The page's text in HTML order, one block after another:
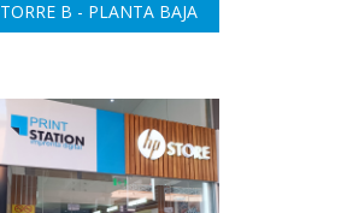
TORRE B - PLANTA BAJA